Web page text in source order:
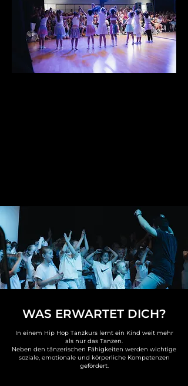
WAS ERWARTET DICH?
In einem Hip Hop Tanzkurs lernt ein Kind weit mehr
als nur das Tanzen.
Neben den tänzerischen Fähigkeiten werden wichtige
soziale, emotionale und körperliche Kompetenzen
gefördert.